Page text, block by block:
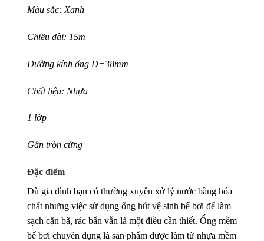
Màu sắc: Xanh
Chiều dài: 15m
Đường kính ống D=38mm
Chất liệu: Nhựa
1 lớp
Gân tròn cứng
Đặc điểm
Dù gia đình bạn có thường xuyên xử lý nước bằng hóa
chất nhưng việc sử dụng ống hút vệ sinh bể bơi để làm
sạch cặn bã, rác bẩn vẫn là một điều cần thiết. Ống mềm
bể bơi chuyên dụng là sản phẩm được làm từ nhựa mềm